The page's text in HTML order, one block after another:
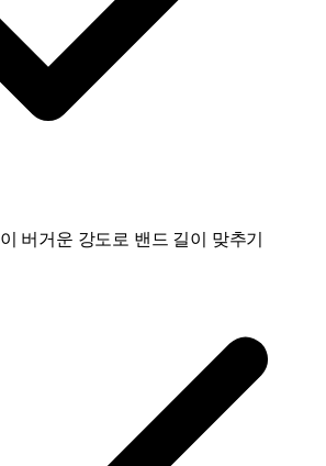
버거운 강도로 밴드 길이 맞추기